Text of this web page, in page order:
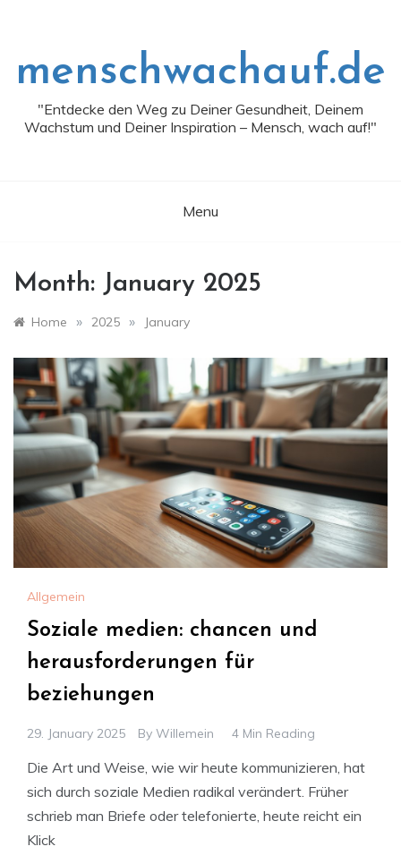
menschwachauf.de
"Entdecke den Weg zu Deiner Gesundheit, Deinem
Wachstum und Deiner Inspiration – Mensch, wach auf!"
Menu
Month: January 2025
Home » 2025 » January
Allgemein
Soziale medien: chancen und
herausforderungen für
beziehungen
29. January 2025 By Willemein 4 Min Reading
Die Art und Weise, wie wir heute kommunizieren, hat
sich durch soziale Medien radikal verändert. Früher
schrieb man Briefe oder telefonierte, heute reicht ein
Klick